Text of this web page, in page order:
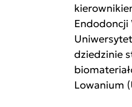
Endodoncji
dziedzinie
Lowanium